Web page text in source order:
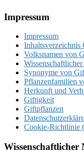
Footer
Impressum
Impressum
Inhaltsverzeichnis
Volksnamen von
Synonyme von
Pflanzenfamilien
Herkunft und
Giftigkeit
Giftpflanzen
Cookie-Richtlinie
Wissenschaftlicher